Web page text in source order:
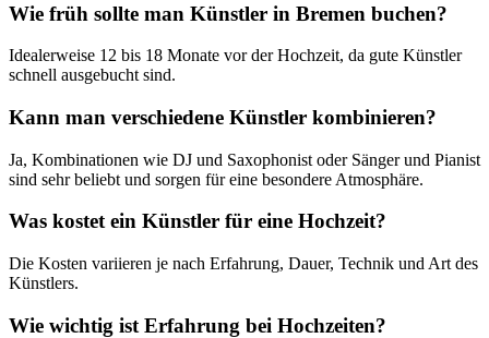
Wie früh sollte man Künstler in Bremen buchen?
Idealerweise 12 bis 18 Monate vor der Hochzeit, da gute Künstler
schnell ausgebucht sind.
Kann man verschiedene Künstler kombinieren?
Ja, Kombinationen wie DJ und Saxophonist oder Sänger und Pianist
sind sehr beliebt und sorgen für eine besondere Atmosphäre.
Was kostet ein Künstler für eine Hochzeit?
Die Kosten variieren je nach Erfahrung, Dauer, Technik und Art des
Künstlers.
Wie wichtig ist Erfahrung bei Hochzeiten?